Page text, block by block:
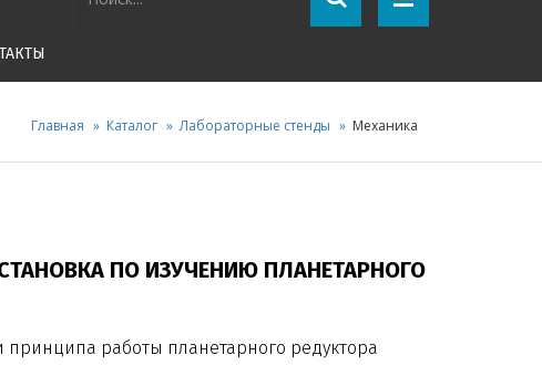
Главная Каталог Лабораторные стенды Механика
ПО ИЗУЧЕНИЮ ПЛАНЕТАРНОГО
принципа работы планетарного редуктора